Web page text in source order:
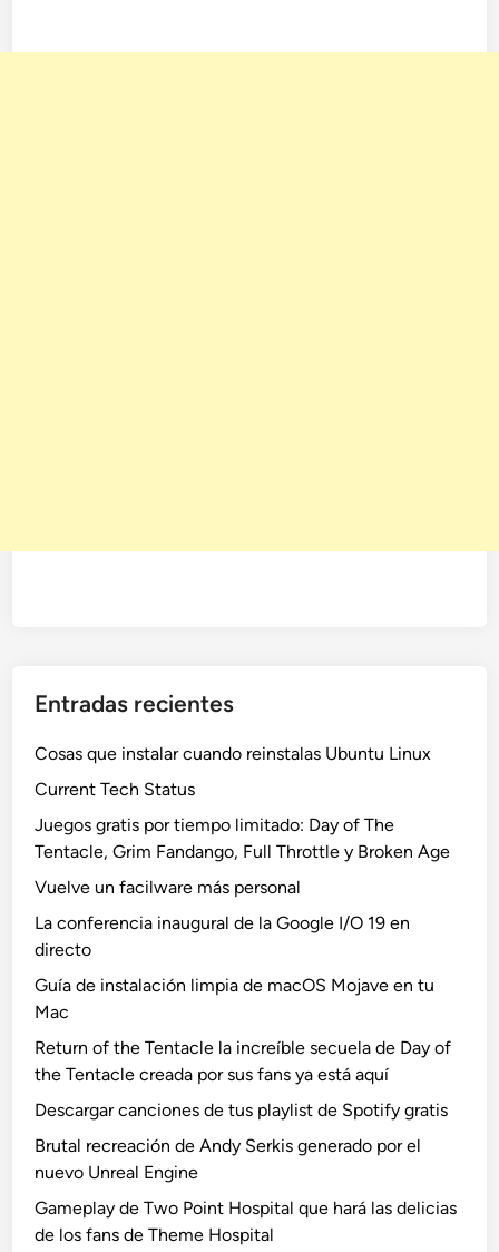
Entradas recientes
Cosas que instalar cuando reinstalas Ubuntu Linux
Current Tech Status
Juegos gratis por tiempo limitado: Day of The
Tentacle, Grim Fandango, Full Throttle y Broken Age
Vuelve un facilware más personal
La conferencia inaugural de la Google I/O 19 en
directo
Guía de instalación limpia de macOS Mojave en tu
Mac
Return of the Tentacle la increíble secuela de Day of
the Tentacle creada por sus fans ya está aquí
Descargar canciones de tus playlist de Spotify gratis
Brutal recreación de Andy Serkis generado por el
nuevo Unreal Engine
Gameplay de Two Point Hospital que hará las delicias
de los fans de Theme Hospital